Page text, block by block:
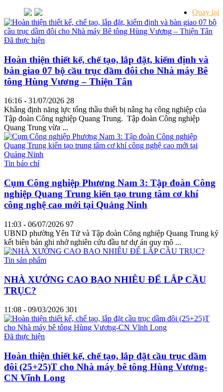
Quay lại
Đã thực hiện
Hoàn thiện thiết kế, chế tạo, lắp đặt, kiểm định và
bàn giao 07 bộ cầu trục dầm đôi cho Nhà máy Bê
tông Hùng Vương – Thiện Tân
16:16 - 31/07/2026 28
Khẳng định năng lực tổng thầu thiết bị nâng hạ công nghiệp của
Tập đoàn Công nghiệp Quang Trung. Tập đoàn Công nghiệp
Quang Trung vừa ...
Tin báo chí
Cụm Công nghiệp Phương Nam 3: Tập đoàn Công
nghiệp Quang Trung kiến tạo trung tâm cơ khí
công nghệ cao mới tại Quảng Ninh
11:03 - 06/07/2026 97
UBND phường Yên Tử và Tập đoàn Công nghiệp Quang Trung ký
kết biên bản ghi nhớ nghiên cứu đầu tư dự án quy mô ...
Tin sản phẩm
NHÀ XƯỞNG CAO BAO NHIÊU ĐỂ LẮP CẦU
TRỤC?
11:08 - 09/03/2026 301
Đã thực hiện
Hoàn thiện thiết kế, chế tạo, lắp đặt cầu trục dầm
đôi (25+25)T cho Nhà máy bê tông Hùng Vương-
CN Vĩnh Long